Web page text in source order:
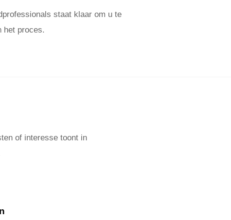
staat klaar om u te
het proces.
of interesse toont in